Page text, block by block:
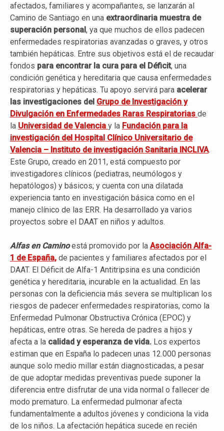
afectados, familiares y acompañantes, se lanzarán al
Camino de Santiago en una extraordinaria muestra de
superación personal, ya que muchos de ellos padecen
enfermedades respiratorias avanzadas o graves, y otros
también hepáticas. Entre sus objetivos está el de recaudar
fondos para encontrar la cura para el Déficit, una
condición genética y hereditaria que causa enfermedades
respiratorias y hepáticas. Tu apoyo servirá para acelerar
las investigaciones del Grupo de Investigación y
Divulgación en Enfermedades Raras Respiratorias de
la Universidad de Valencia y la Fundación para la
investigación del Hospital Clínico Universitario de
Valencia – Instituto de investigación Sanitaria INCLIVA.
Este Grupo, creado en 2011, está compuesto por
investigadores clínicos (pediatras, neumólogos y
hepatólogos) y básicos; y cuenta con una dilatada
experiencia tanto en investigación básica como en el
manejo clínico de las ERR. Ha desarrollado ya varios
proyectos sobre el DAAT en niños y adultos.
Alfas en Caminoestá promovido por la Asociación Alfa-
1 de España, de pacientes y familiares afectados por el
DAAT. El Déficit de Alfa-1 Antitripsina es una condición
genética y hereditaria, incurable en la actualidad. En las
personas con la deficiencia más severa se multiplican los
riesgos de padecer enfermedades respiratorias, como la
Enfermedad Pulmonar Obstructiva Crónica (EPOC) y
hepáticas, entre otras. Se hereda de padres a hijos y
afecta a la calidad y esperanza de vida. Los expertos
estiman que en España lo padecen unas 12.000 personas
aunque solo medio millar están diagnosticadas, a pesar
de que adoptar medidas preventivas puede suponer la
diferencia entre disfrutar de una vida normal o fallecer de
modo prematuro. La enfermedad pulmonar afecta
fundamentalmente a adultos jóvenes y condiciona la vida
de los niños. La afectación hepática sucede en recién